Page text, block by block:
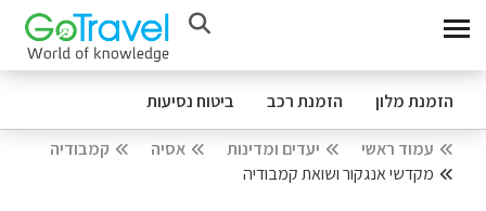
הזמנת מלון הזמנת רכב ביטוח נסיעות
עמוד ראשי יעדים ומדינות אסיה
קמבודיה
מקדשי אנגקור ושואת קמבודיה